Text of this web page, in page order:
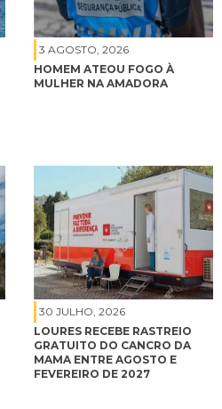
3 AGOSTO, 2026
HOMEM ATEOU FOGO À
MULHER NA AMADORA
30 JULHO, 2026
LOURES RECEBE RASTREIO
GRATUITO DO CANCRO DA
MAMA ENTRE AGOSTO E
FEVEREIRO DE 2027